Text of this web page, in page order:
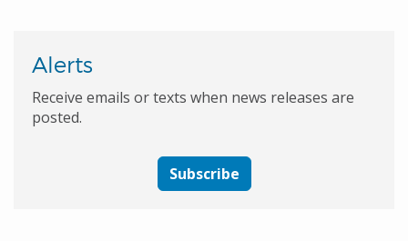
Alerts
Receive emails or texts when news releases are
posted.
Subscribe